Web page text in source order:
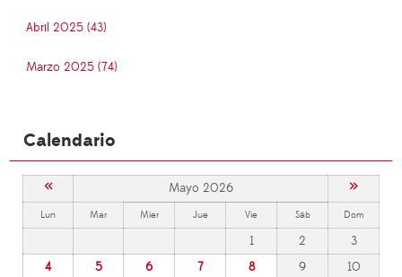
Abril 2025 (43)
Marzo 2025 (74)
Calendario
« Mayo 2026 »
Lun Mar Mier Jue Vie Sáb Dom
1 2
3
4
5 6 7 8 9
10